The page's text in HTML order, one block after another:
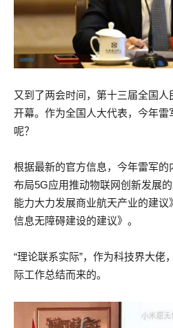
又到了两会时间，第十三届全国
开幕。作为全国人大代表，今年雷
呢？
根据最新的官方信息，今年雷军
布局5G应用推动物联网创新发展
能力大力发展商业航天产业的建
信息无障碍建设的建议》。
“理论联系实际”，作为科技界大佬
际工作总结而来的。